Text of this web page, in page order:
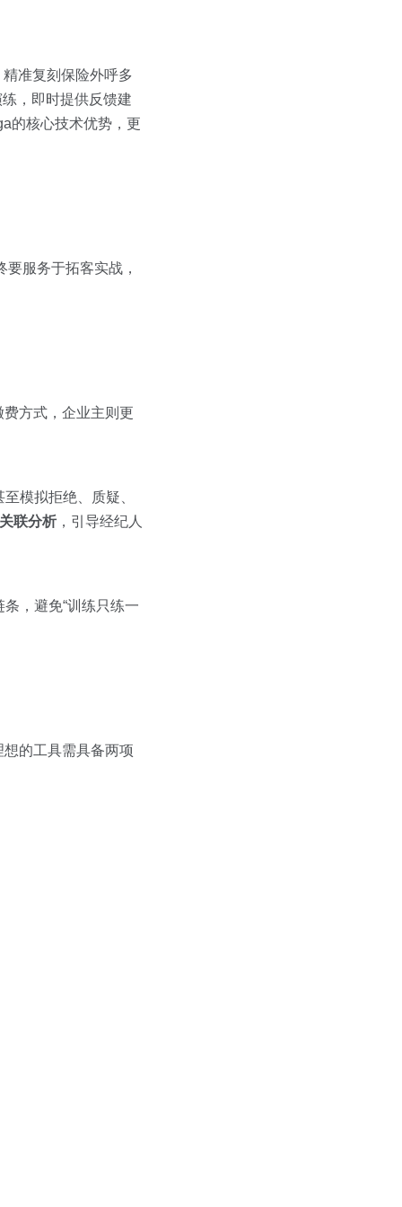
准复刻保险外呼多
，即时提供反馈建
的核心技术优势，更
服务于拓客实战，
方式，企业主则更
模拟拒绝、质疑、
联分析 ，引导经纪人
，避免“训练只练一
的工具需具备两项